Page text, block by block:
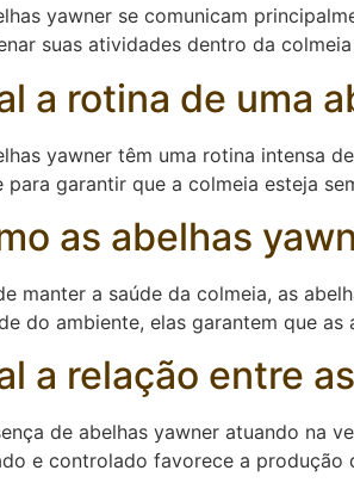
yawner se comunicam
suas atividades dentro da
a rotina de uma
yawner têm uma rotina intensa
para garantir que a colmeia esteja
as abelhas
manter a saúde da colmeia, as
do ambiente, elas garantem que
a relação entre
de abelhas yawner atuando na
e controlado favorece a produção